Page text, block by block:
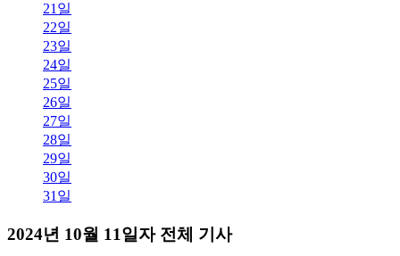
21일
22일
23일
24일
25일
26일
27일
28일
29일
30일
31일
2024년 10월 11일자 전체 기사